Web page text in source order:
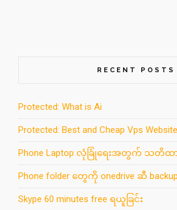
RECENT POSTS
Protected: What is Ai
Protected: Best and Cheap Vps Website
Phone Laptop လုံခြုံရေးအတွက် သတိထ
Phone folder တွေကို onedrive ဆီ
Skype 60 minutes free ရယူခြင်း